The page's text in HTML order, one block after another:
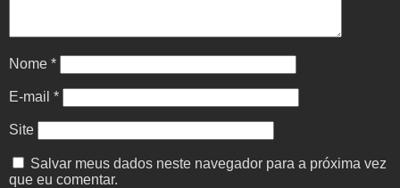
Nome *
E-mail *
Site
Salvar meus dados neste navegador para a próxima vez
que eu comentar.